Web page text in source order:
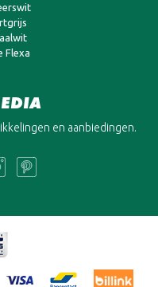
Flexa
en aanbiedingen.